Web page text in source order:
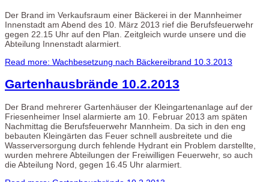
Der Brand im Verkaufsraum einer Bäckerei in der Mannheimer
Innenstadt am Abend des 10. März 2013 rief die Berufsfeuerwehr
gegen 22.15 Uhr auf den Plan. Zeitgleich wurde unsere und die
Abteilung Innenstadt alarmiert.
Read more: Wachbesetzung nach Bäckereibrand 10.3.2013
Gartenhausbrände 10.2.2013
Der Brand mehrerer Gartenhäuser der Kleingartenanlage auf der
Friesenheimer Insel alarmierte am 10. Februar 2013 am späten
Nachmittag die Berufsfeuerwehr Mannheim. Da sich in den eng
bebauten Kleingärten das Feuer schnell ausbreitete und die
Wasserversorgung durch fehlende Hydrant ein Problem darstellte,
wurden mehrere Abteilungen der Freiwilligen Feuerwehr, so auch
die Abteilung Nord, gegen 16.45 Uhr alarmiert.